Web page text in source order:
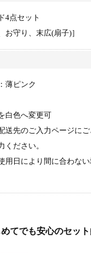
4点セット
お守り、末広(扇子)］
薄ピンク
白色へ変更可
送先のご入力ページに
ください。
用日により間に合わな
てでも安心のセット